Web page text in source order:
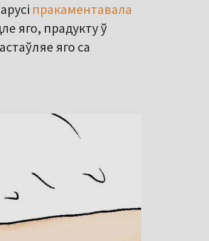
пракаментавала
яго, прадукту ў
яго са